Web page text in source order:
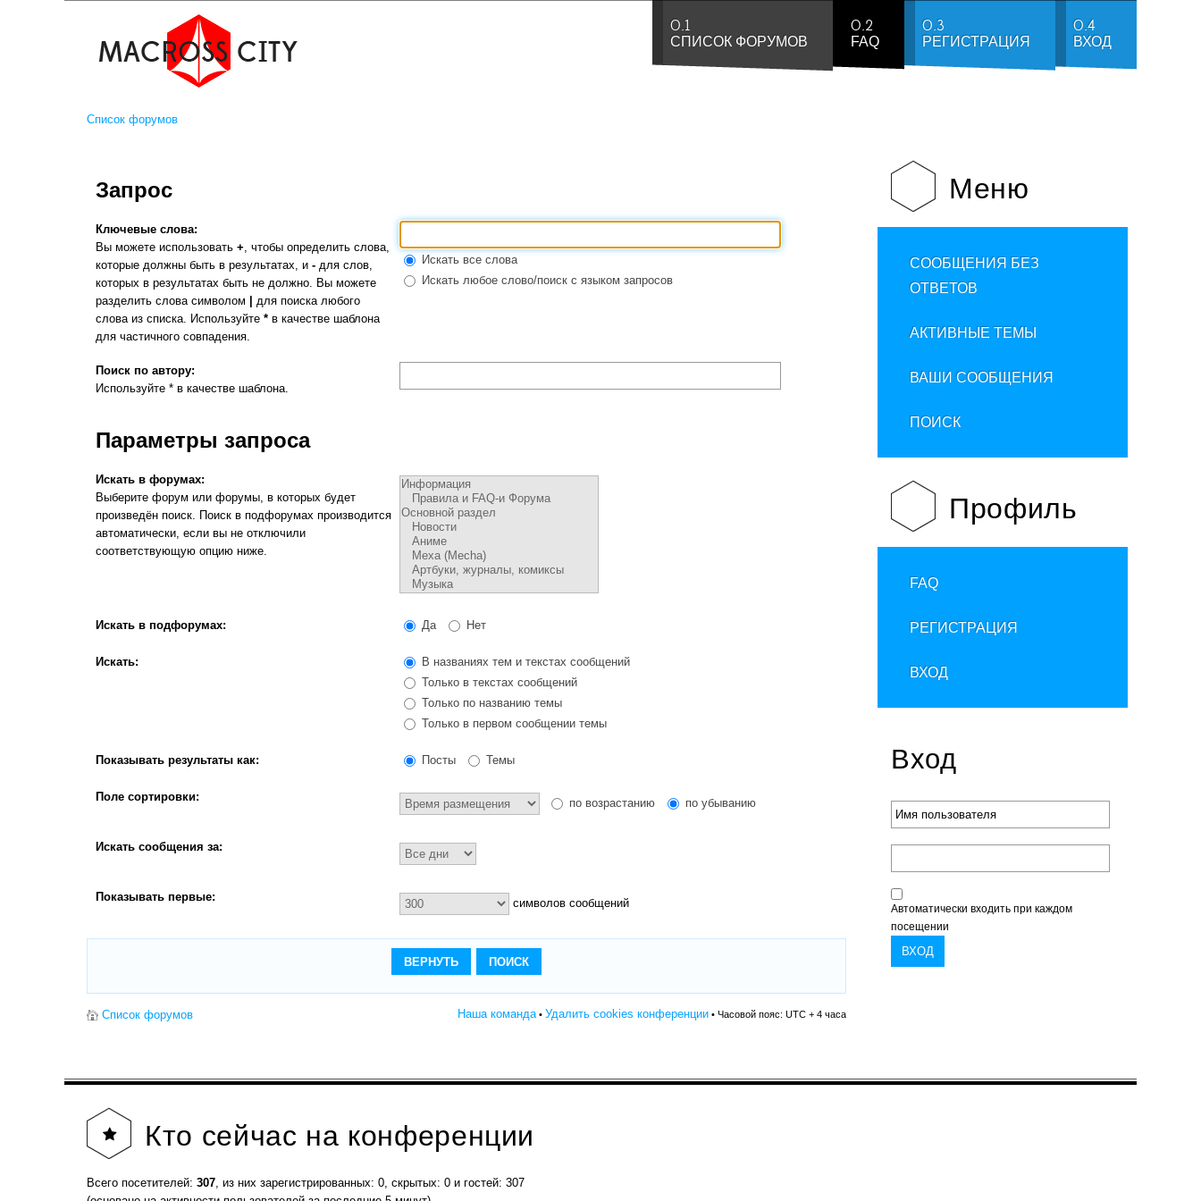
0.1
СПИСОК ФОРУМОВ
0.2
FAQ
0.3
РЕГИСТРАЦИЯ
0.4
ВХОД
Список форумов
Запрос
Ключевые слова:
Вы можете использовать +, чтобы определить слова,
которые должны быть в результатах, и - для слов,
которых в результатах быть не должно. Вы можете
разделить слова символом
для поиска любого
слова из списка. Используйте * в качестве шаблона
для частичного совпадения.
Искать все слова
Искать любое слово/поиск с языком запросов
Поиск по автору:
Используйте * в качестве шаблона.
Параметры запроса
Искать в форумах:
Выберите форум или форумы, в которых будет
произведён поиск. Поиск в подфорумах производится
автоматически, если вы не отключили
соответствующую опцию ниже.
Искать в подфорумах: Да Нет
Искать:
В названиях тем и текстах сообщений
Только в текстах сообщений
Только по названию темы
Только в первом сообщении темы
Показывать результаты как: Посты Темы
Поле сортировки: по возрастанию по убыванию
Искать сообщения за:
Показывать первые: символов сообщений
Список форумов Наша команда • Удалить cookies конференции • Часовой пояс: UTC + 4 часа
Меню
СООБЩЕНИЯ БЕЗ
ОТВЕТОВ
АКТИВНЫЕ ТЕМЫ
ВАШИ СООБЩЕНИЯ
ПОИСК
Профиль
FAQ
РЕГИСТРАЦИЯ
ВХОД
Вход
Автоматически входить при каждом
посещении
Кто сейчас на конференции
Всего посетителей: 307, из них зарегистрированных: 0, скрытых: 0 и гостей: 307